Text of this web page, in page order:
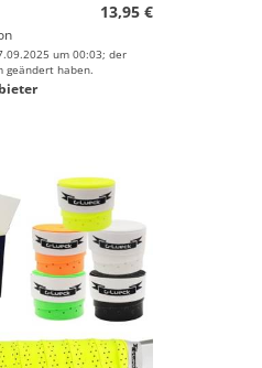
13,95 €
um 00:03; der
geändert haben.